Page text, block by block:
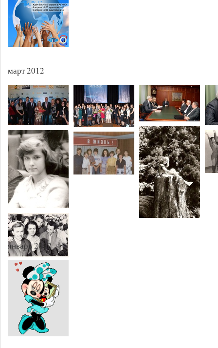
март 2012
январь 2012